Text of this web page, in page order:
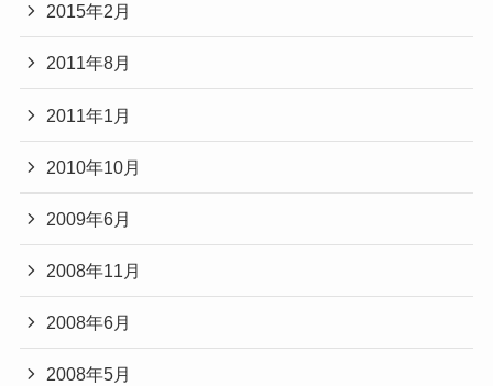
2015年2月
2011年8月
2011年1月
2010年10月
2009年6月
2008年11月
2008年6月
2008年5月